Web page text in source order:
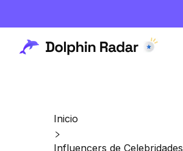
Inicio
Influencers de Celebridades